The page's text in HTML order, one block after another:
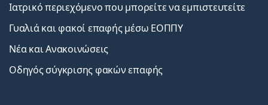
Ιατρικό περιεχόμενο που μπορείτε να εμπιστευτείτε
Γυαλιά και φακοί επαφής μέσω ΕΟΠΠΥ
Νέα και Ανακοινώσεις
Οδηγός σύγκρισης φακών επαφής